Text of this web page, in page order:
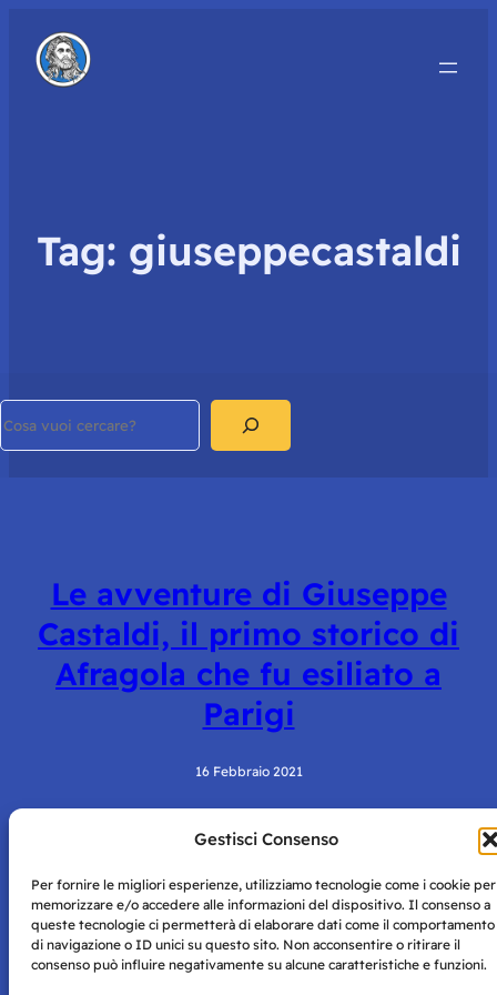
Gestisci Consenso
Per fornire le migliori esperienze, utilizziamo tecnologie come i cookie per
memorizzare e/o accedere alle informazioni del dispositivo. Il consenso a
queste tecnologie ci permetterà di elaborare dati come il comportamento
di navigazione o ID unici su questo sito. Non acconsentire o ritirare il
consenso può influire negativamente su alcune caratteristiche e funzioni.
Tag: giuseppecastaldi
Le avventure di Giuseppe
Castaldi, il primo storico di
Afragola che fu esiliato a
Parigi
16 Febbraio 2021